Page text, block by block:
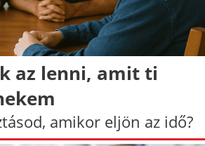
az lenni, amit ti
amikor eljön az idő?